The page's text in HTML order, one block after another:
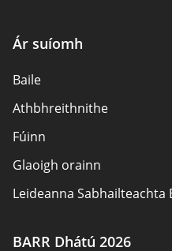
Ár suíomh
Baile
Athbhreithnithe
Fúinn
Glaoigh orainn
Leideanna Sabhailteachta
BARR Dhátú 2026